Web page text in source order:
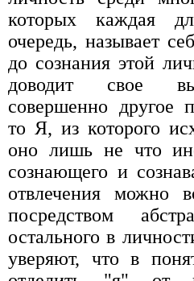
которых каждая
очередь, называет
до сознания этой
доводит свое
совершенно другое
то Я, из которого
оно лишь не что
сознающего и
отвлечения можно
посредством
остального в
уверяют, что в